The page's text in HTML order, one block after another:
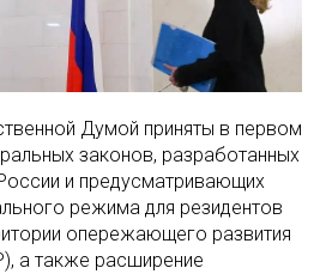
Думой приняты в первом
законов, разработанных
и предусматривающих
режима для резидентов
опережающего развития
а также расширение